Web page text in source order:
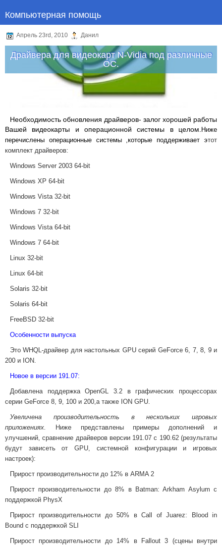
Компьютерная помощь
Апрель 23rd, 2010 Данил
Драйвера для видеокарт N-Vidia под различные
ОС.
Необходимость обновления драйверов- залог хорошей работы
Вашей видеокарты
и операционной системы в целом. Ниже
перечислены операционные системы ,которые поддерживает этот
комплект драйверов:
Windows Server 2003 64-bit
Windows XP 64-bit
Windows Vista 32-bit
Windows 7 32-bit
Windows Vista 64-bit
Windows 7 64-bit
Linux 32-bit
Linux 64-bit
Solaris 32-bit
Solaris 64-bit
FreeBSD 32-bit
Особенности выпуска
Это WHQL-драйвер для настольных GPU серий GeForce 6, 7, 8, 9 и
200 и ION.
Новое в версии 191.07:
Добавлена поддержка OpenGL 3.2 в графических процессорах
серии GeForce 8, 9, 100 и 200,а также ION GPU.
Увеличена производительность в нескольких игровых
приложениях.
Ниже представлены примеры дополнений и
улучшений, сравнение драйверов версии 191.07 с 190.62 (результаты
будут зависеть от GPU, системной конфигурации и игровых
настроек):
Прирост производительности до 12% в ARMA 2
Прирост производительности до 8% в Batman: Arkham Asylum с
поддержкой PhysX
Прирост производительности до 50% в Call of Juarez: Blood in
Bound с поддержкой SLI
Прирост производительности до 14% в Fallout 3 (сцены внутри